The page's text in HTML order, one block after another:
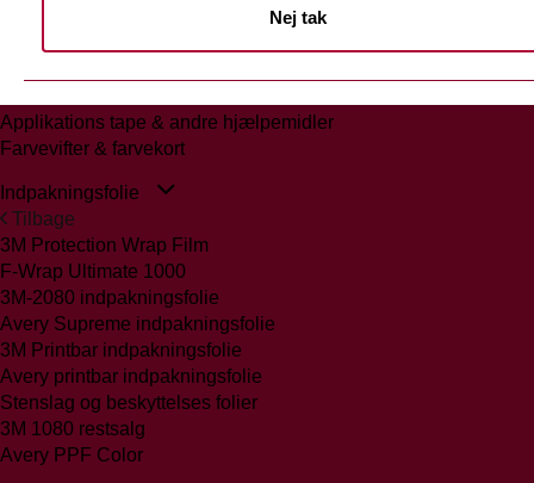
Nej tak
Glasmattering Ritrama/Fedrigoni
Applikations tape & andre hjælpemidler
Farvevifter & farvekort
Indpakningsfolie
Tilbage
3M Protection Wrap Film
F-Wrap Ultimate 1000
3M-2080 indpakningsfolie
Avery Supreme indpakningsfolie
3M Printbar indpakningsfolie
Avery printbar indpakningsfolie
Stenslag og beskyttelses folier
3M 1080 restsalg
Avery PPF Color